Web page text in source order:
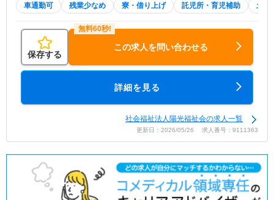
車通勤可 残業少なめ 寮・借り上げ 託児所・育児補助 土日
保存する
この求人を問い合わせる
詳細を見る
社会福祉法人陽光福祉会の求人一覧
更新日：2026/05/26 求人番号：9111363